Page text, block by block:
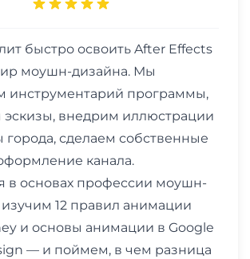
быстро освоить After Effects
моушн-дизайна. Мы
инструментарий программы,
внедрим иллюстрации
сделаем собственные
канала.
в основах профессии моушн-
12 правил анимации
и основы анимации в Google
— и поймем, в чем разница